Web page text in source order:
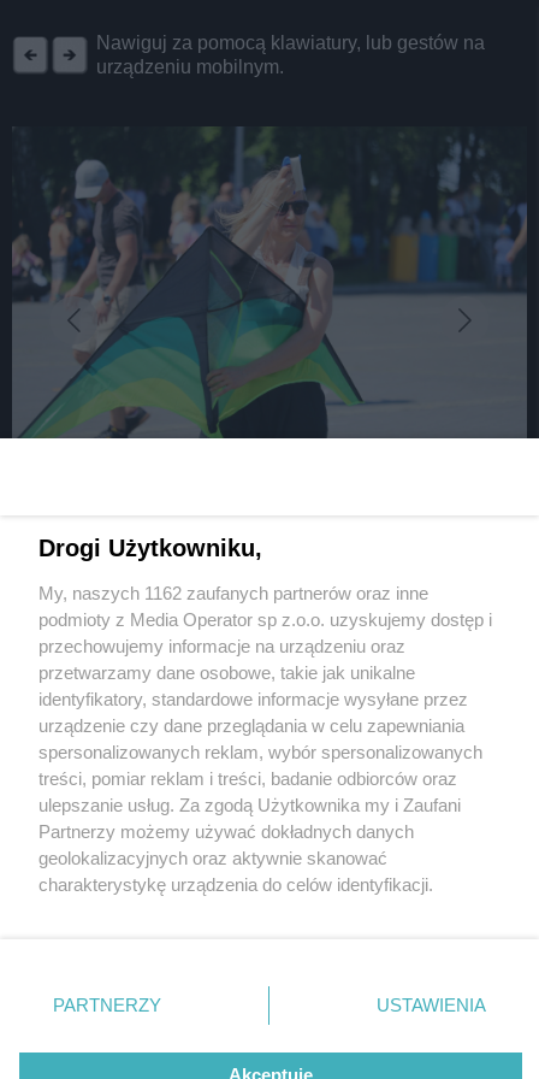
Nawiguj za pomocą klawiatury, lub gestów na
urządzeniu mobilnym.
latwcami na Kopcu Wyzwolenia [GALERIA]
4 / 17
Piknik z latawcem na Kopcu
Wyzwolenia
Wydawca mediów lokalnych
Nie zapomnij
zapoznać się z:
polityką prywatności regulamin korzystania z portali
Twojemiasto
Piekary Śląskie
Chorzów
Tarnowskie Góry
Gliwice
Skontakuj sięz nami
Kontakt
Wydawca
Redakcja
Drogi Użytkowniku,
My, naszych 1162 zaufanych partnerów oraz inne
podmioty z Media Operator sp z.o.o. uzyskujemy dostęp i
przechowujemy informacje na urządzeniu oraz
przetwarzamy dane osobowe, takie jak unikalne
identyfikatory, standardowe informacje wysyłane przez
urządzenie czy dane przeglądania w celu zapewniania
spersonalizowanych reklam, wybór spersonalizowanych
treści, pomiar reklam i treści, badanie odbiorców oraz
ulepszanie usług. Za zgodą Użytkownika my i Zaufani
Partnerzy możemy używać dokładnych danych
geolokalizacyjnych oraz aktywnie skanować
charakterystykę urządzenia do celów identyfikacji.
zmienić/wycofać klikając przycisk ustawień prywatności
znajdujący się w lewym dolnym rogu strony
rodzaje przetwarzania danych nie wymagają zgody
użytkownika, ale masz prawo sprzeciwić się takiemu
PARTNERZY USTAWIENIA
Akceptuję